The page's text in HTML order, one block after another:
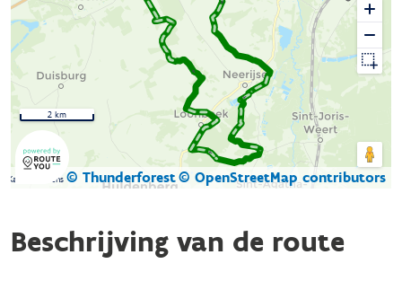
Kaartgegevens © Thunderforest© OpenStreetMap contributors
2 km
Beschrijving van de route